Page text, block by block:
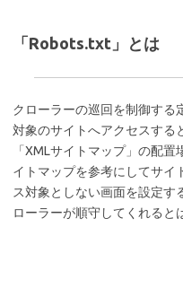
「Robots.txt」とは
クローラーの巡回を制御する
対象のサイトへアクセスする
「XMLサイトマップ」の配
イトマップを参考にしてサイ
ス対象としない画面を設定す
ローラーが順守してくれると